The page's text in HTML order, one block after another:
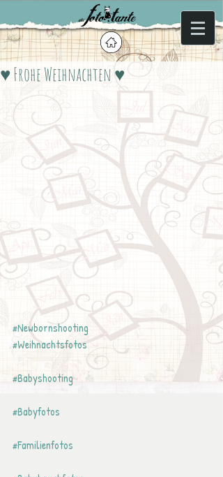
♥ Frohe Weihnachten ♥
#Newbornshooting
#Weihnachtsfotos
#Babyshooting
#Babyfotos
#Familienfotos